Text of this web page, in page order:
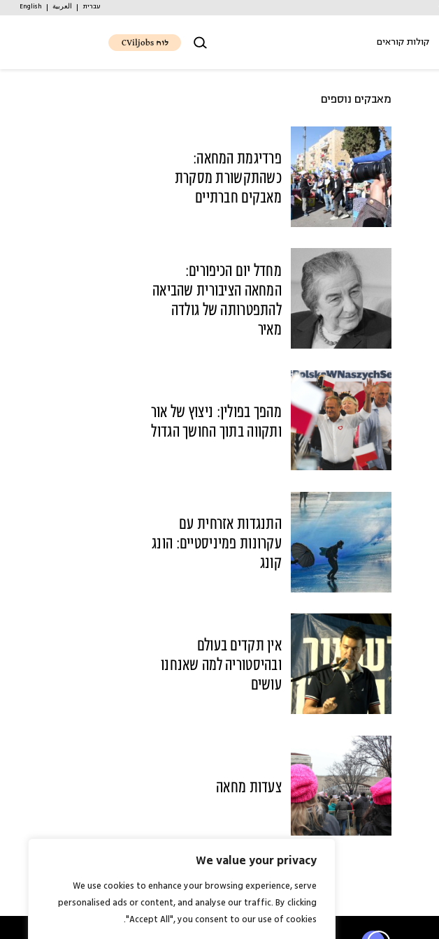
We value your privacy
We use cookies to enhance your browsing experience, serve
personalised ads or content, and analyse our traffic. By clicking
"Accept All", you consent to our use of cookies.
עברית العربية English
קולות קוראים לוח CViljobs
מאבקים נוספים
פרדיגמת המחאה:
כשהתקשורת מסקרת
מאבקים חברתיים
מחדל יום הכיפורים:
המחאה הציבורית שהביאה
להתפטרותה של גולדה
מאיר
מהפך בפולין: ניצוץ של אור
ותקווה בתוך החושך הגדול
התנגדות אזרחית עם
עקרונות פמיניסטיים: הונג
קונג
אין תקדים בעולם
ובהיסטוריה למה שאנחנו
עושים
צעדות מחאה